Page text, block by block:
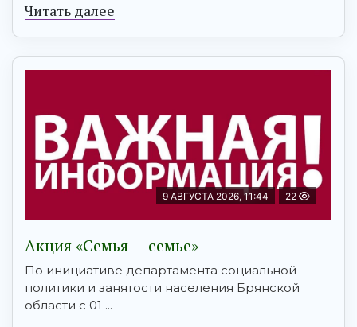
Читать далее
9 АВГУСТА 2026, 11:44 22
Акция «Семья — семье»
По инициативе департамента социальной
политики и занятости населения Брянской
области с 01 ...